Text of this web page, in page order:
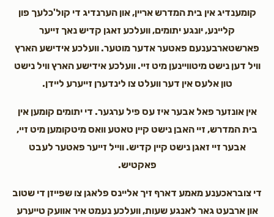
קומענדיג אין בית המדרש אריין, און הערנדיג די קול'כלעך פון
קליינע, יונגע יתומים, וועלכע זאגן קדיש נאך זייער
פארשטארבענעם פאטער אדער מוטער. וועלכע אידישע הארץ
וויל דען נישט מיטוויינען מיט זיי. וועלכע אידישע הארץ וויל נישט
טון אלעס אין דער וועלט צו לינדערן זייערע ליידן.
אין אונזער פאל אבער איז עס פיל ערגער. די יתומים קומען אין
בית המדרש, זיי האבן נישט קיין טאטע וואס מיטקומען מיט זיי,
אבער זיי זאגן נישט קיין קדיש. ווייל זייער פאטער לעבט
פאקטיש.
די צובראכענע מאמע דארף זיך אליינס פלאגן צו שפייזן די שטוב
און ארבעט גאר לאנגע שעות, וועלכע נעמט איר אוועק טייערע